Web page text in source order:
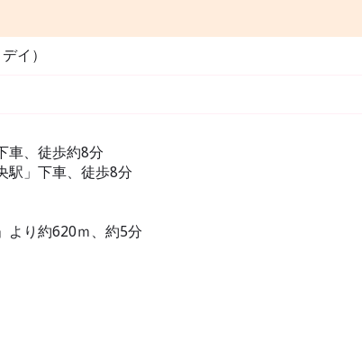
イ）
車、徒歩約8分
駅」下車、徒歩8分
より約620ｍ、約5分